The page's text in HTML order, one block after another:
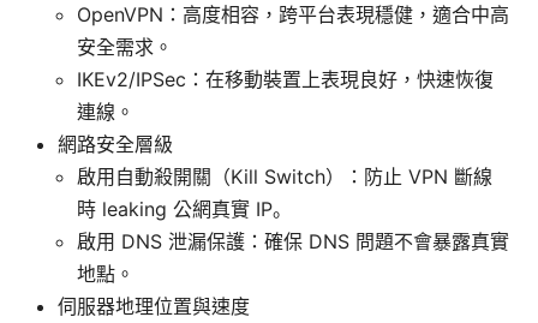
OpenVPN：高度相容，跨平台表現穩健，適合中高
安全需求。
IKEv2/IPSec：在移動裝置上表現良好，快速恢復
連線。
網路安全層級
啟用自動殺開關（Kill Switch）：防止 VPN 斷線
時 leaking 公網真實 IP。
啟用 DNS 泄漏保護：確保 DNS 問題不會暴露真實
地點。
伺服器地理位置與速度